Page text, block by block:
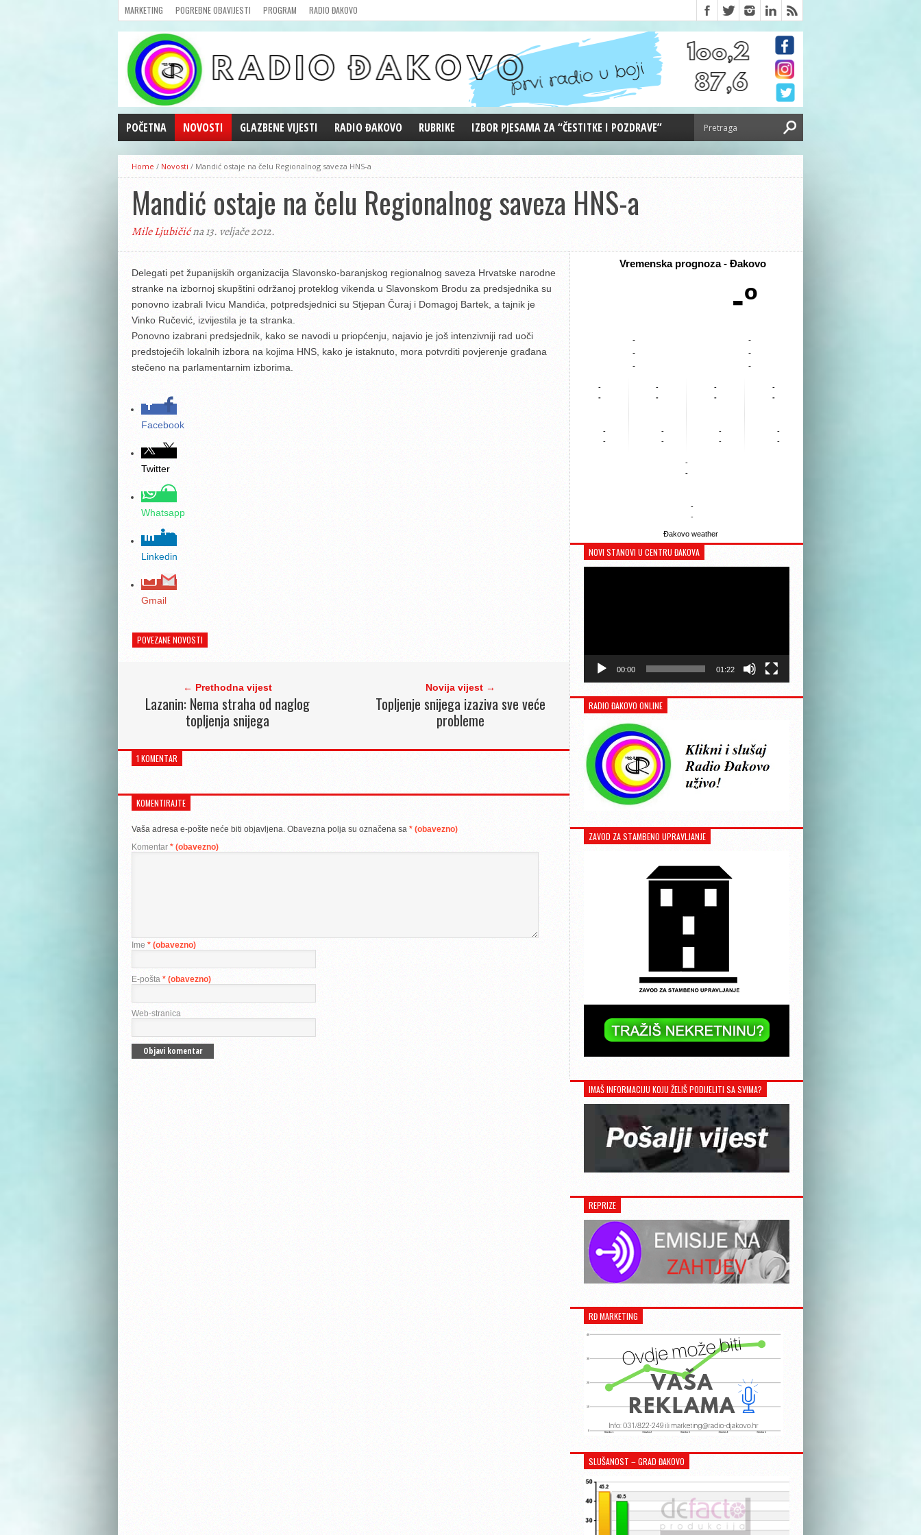
MARKETING POGREBNE OBAVIJESTI PROGRAM RADIO ĐAKOVO
POČETNA NOVOSTI
AKTUALNOSTI
CRNA KRONIKA
POLITIKA
ZANIMLJIVOSTI
GOSPODARSTVO
KULTURA
ŠPORT
REPRIZE EMISIJA
GLAZBENE VIJESTI RADIO ĐAKOVO
MARKETING
RUBRIKE
REPRIZE EMISIJA
DOBRE VIBRACIJE
ĐAKOVO GRADE
WEB ANKETA
IZBOR PJESAMA ZA “ČESTITKE I POZDRAVE”
Home / Novosti / Mandić ostaje na čelu Regionalnog saveza HNS-a
Mandić ostaje na čelu Regionalnog saveza HNS-a
Mile Ljubičićna 13. veljače 2012.
Delegati pet županijskih organizacija Slavonsko-baranjskog regionalnog saveza Hrvatske narodne
stranke na izbornoj skupštini održanoj proteklog vikenda u Slavonskom Brodu za predsjednika su
ponovno izabrali Ivicu Mandića, potpredsjednici su Stjepan Čuraj i Domagoj Bartek, a tajnik je
Vinko Ručević, izvijestila je ta stranka.
Ponovno izabrani predsjednik, kako se navodi u priopćenju, najavio je još intenzivniji rad uoči
predstojećih lokalnih izbora na kojima HNS, kako je istaknuto, mora potvrditi povjerenje građana
stečeno na parlamentarnim izborima.
Facebook
Twitter
Whatsapp
Linkedin
Gmail
POVEZANE NOVOSTI
← Prethodna vijest
Lazanin: Nema straha od naglog
topljenja snijega
Novija vijest →
Topljenje snijega izaziva sve veće
probleme
1 KOMENTAR
KOMENTIRAJTE
Vaša adresa e-pošte neće biti objavljena. Obavezna polja su označena sa * (obavezno)
Komentar * (obavezno)
Ime * (obavezno)
E-pošta * (obavezno)
Web-stranica
Vremenska prognoza - Đakovo
-º
-
-
-
-
-
-
-
-
-
-
-
-
-
-
-
-
-
-
-
-
-
-
-
-
-
-
Đakovo weather
NOVI STANOVI U CENTRU ĐAKOVA
00:00 01:22
RADIO ĐAKOVO ONLINE
ZAVOD ZA STAMBENO UPRAVLJANJE
IMAŠ INFORMACIJU KOJU ŽELIŠ PODIJELITI SA SVIMA?
REPRIZE
RĐ MARKETING
SLUŠANOST – GRAD ĐAKOVO